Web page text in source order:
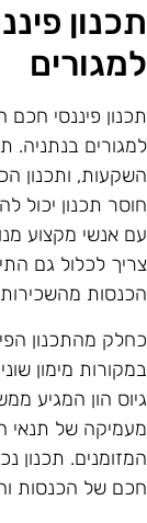
פיננסי חכם
בנתניה.
ותכנון
תכנון יכול
אנשי מקצוע
לכלול גם
מהשכירות
מהתכנון
מימון
הון המגיע
של תנאי
תכנון
של הכנסות